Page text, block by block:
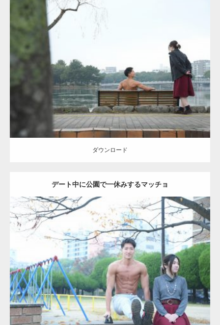
公園のマッチョ AKIHITO(細マッチョ) 背中
ダウンロード
ダウンロード
デート中に公園で一休みするマッチョ
Update:2021.07.6
Category:公園のマッチョ その他 AKIHITO(細マッチョ) 腹筋
ダウンロード